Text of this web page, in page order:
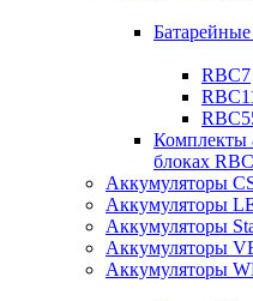
RBC7
Комплекты
блоках RBC
Аккумуляторы
Аккумуляторы
Аккумуляторы
Аккумуляторы
Аккумуляторы